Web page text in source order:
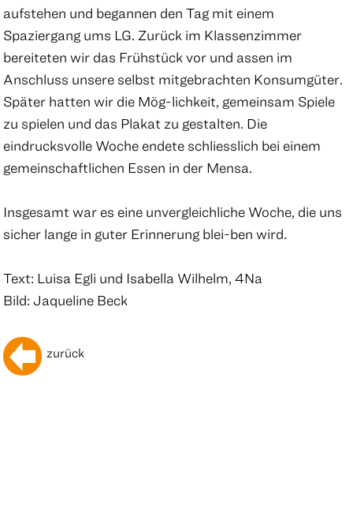
aufstehen und begannen den Tag mit einem
Spaziergang ums LG. Zurück im Klassenzimmer
bereiteten wir das Frühstück vor und assen im
Anschluss unsere selbst mitgebrachten Konsumgüter.
Später hatten wir die Mög-lichkeit, gemeinsam Spiele
zu spielen und das Plakat zu gestalten. Die
eindrucksvolle Woche endete schliesslich bei einem
gemeinschaftlichen Essen in der Mensa.
Insgesamt war es eine unvergleichliche Woche, die uns
sicher lange in guter Erinnerung blei-ben wird.
Text: Luisa Egli und Isabella Wilhelm, 4Na
Bild: Jaqueline Beck
zurück